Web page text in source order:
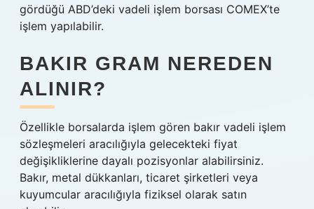
gördüğü ABD’deki vadeli işlem borsası COMEX’te
işlem yapılabilir.
BAKIR GRAM NEREDEN
ALINIR?
Özellikle borsalarda işlem gören bakır vadeli işlem
sözleşmeleri aracılığıyla gelecekteki fiyat
değişikliklerine dayalı pozisyonlar alabilirsiniz.
Bakır, metal dükkanları, ticaret şirketleri veya
kuyumcular aracılığıyla fiziksel olarak satın